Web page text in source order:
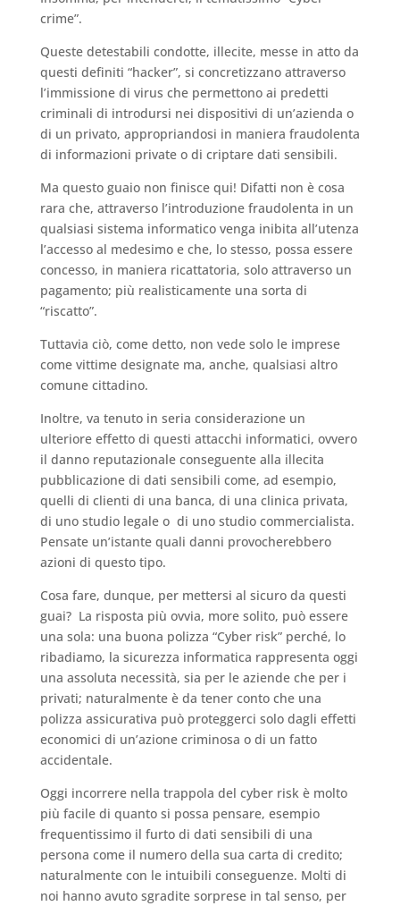
crime”.
Queste detestabili condotte, illecite, messe in atto da
questi definiti “hacker”, si concretizzano attraverso
l’immissione di virus che permettono ai predetti
criminali di introdursi nei dispositivi di un’azienda o
di un privato, appropriandosi in maniera fraudolenta
di informazioni private o di criptare dati sensibili.
Ma questo guaio non finisce qui! Difatti non è cosa
rara che, attraverso l’introduzione fraudolenta in un
qualsiasi sistema informatico venga inibita all’utenza
l’accesso al medesimo e che, lo stesso, possa essere
concesso, in maniera ricattatoria, solo attraverso un
pagamento; più realisticamente una sorta di
“riscatto”.
Tuttavia ciò, come detto, non vede solo le imprese
come vittime designate ma, anche, qualsiasi altro
comune cittadino.
Inoltre, va tenuto in seria considerazione un
ulteriore effetto di questi attacchi informatici, ovvero
il danno reputazionale conseguente alla illecita
pubblicazione di dati sensibili come, ad esempio,
quelli di clienti di una banca, di una clinica privata,
di uno studio legale o di uno studio commercialista.
Pensate un’istante quali danni provocherebbero
azioni di questo tipo.
Cosa fare, dunque, per mettersi al sicuro da questi
guai? La risposta più ovvia, more solito, può essere
una sola: una buona polizza “Cyber risk” perché, lo
ribadiamo, la sicurezza informatica rappresenta oggi
una assoluta necessità, sia per le aziende che per i
privati; naturalmente è da tener conto che una
polizza assicurativa può proteggerci solo dagli effetti
economici di un’azione criminosa o di un fatto
accidentale.
Oggi incorrere nella trappola del cyber risk è molto
più facile di quanto si possa pensare, esempio
frequentissimo il furto di dati sensibili di una
persona come il numero della sua carta di credito;
naturalmente con le intuibili conseguenze. Molti di
noi hanno avuto sgradite sorprese in tal senso, per